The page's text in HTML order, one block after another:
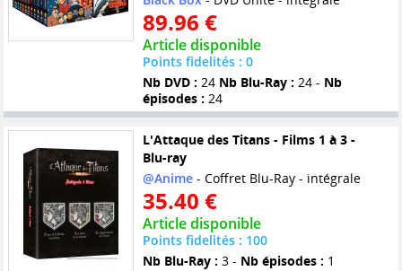
89.96 €
Article disponible
Points fidelités : 0
Nb DVD : 24 Nb Blu-Ray : 24 - Nb
épisodes : 24
L'Attaque des Titans - Films 1 à 3 -
Blu-ray
@Anime- Coffret Blu-Ray - intégrale
35.40 €
Article disponible
Points fidelités : 100
Nb Blu-Ray : 3 - Nb épisodes : 1